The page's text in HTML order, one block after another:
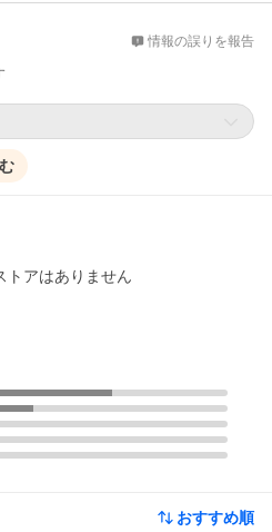
情報の誤りを報告
トアはありません
おすすめ順